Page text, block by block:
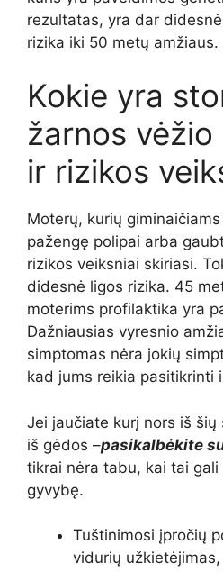
rezultatas, yra dar
rizika iki 50 metų amžiaus.
Kokie yra
žarnos
ir rizikos
Moterų, kurių
pažengę polipai arba
rizikos veiksniai skiriasi.
didesnė ligos rizika. 45
moterims profilaktika yra
Dažniausias vyresnio
simptomas nėra jokių
kad jums reikia pasitikrinti
Jei jaučiate kurį nors iš
iš gėdos –pasikalbėkite
tikrai nėra tabu, kai tai
gyvybę.
Tuštinimosi įpročių
vidurių